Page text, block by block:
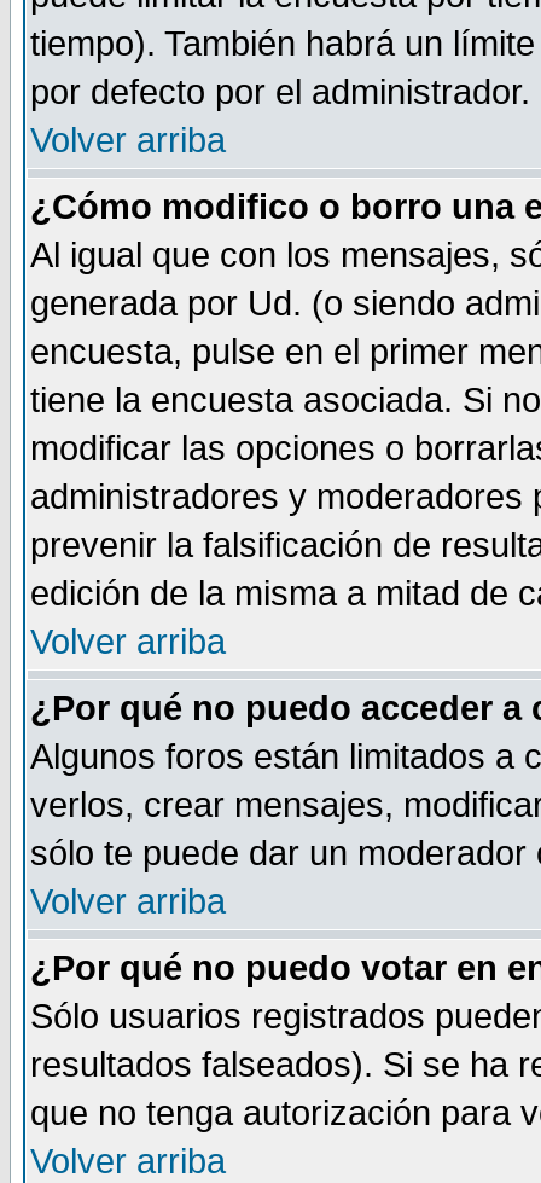
tiempo). También habrá un
por defecto por el administrador.
Volver arriba
¿Cómo modifico o borro una
Al igual que con los mensajes,
generada por Ud. (o siendo
encuesta, pulse en el primer
tiene la encuesta asociada. Si
modificar las opciones o
administradores y
prevenir la falsificación de
edición de la misma a mitad de
Volver arriba
¿Por qué no puedo acceder a
Algunos foros están limitados a
verlos, crear mensajes,
sólo te puede dar un
Volver arriba
¿Por qué no puedo votar en
Sólo usuarios registrados
resultados falseados). Si se ha
que no tenga autorización para
Volver arriba